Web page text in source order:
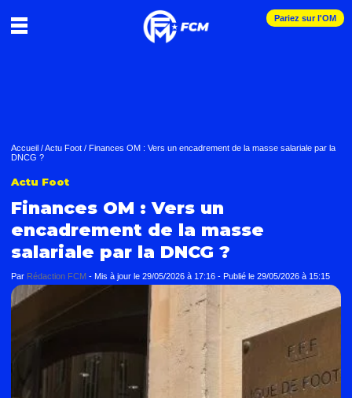
Pariez sur l'OM
Accueil /Actu Foot / Finances OM : Vers un encadrement de la masse salariale par la
DNCG ?
Actu Foot
Finances OM : Vers un
encadrement de la masse
salariale par la DNCG ?
Par Rédaction FCM - Mis à jour le 29/05/2026 à 17:16 - Publié le 29/05/2026 à 15:15